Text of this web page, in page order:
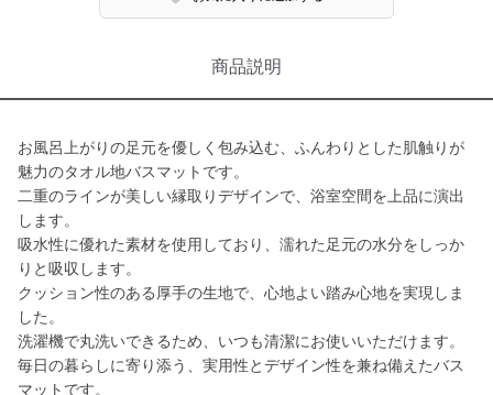
商品説明
お風呂上がりの足元を優しく包み込む、ふんわりとした肌触りが
魅力のタオル地バスマットです。
二重のラインが美しい縁取りデザインで、浴室空間を上品に演出
します。
吸水性に優れた素材を使用しており、濡れた足元の水分をしっか
りと吸収します。
クッション性のある厚手の生地で、心地よい踏み心地を実現しま
した。
洗濯機で丸洗いできるため、いつも清潔にお使いいただけます。
毎日の暮らしに寄り添う、実用性とデザイン性を兼ね備えたバス
マットです。